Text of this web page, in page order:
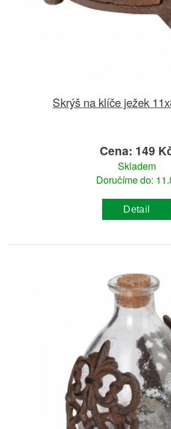
Skrýš na klíče ježek
Cena: 149
Skladem
Doručíme do:
Detail